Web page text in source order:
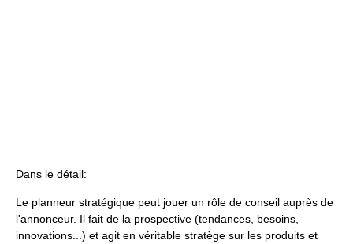
Dans le détail:
Le planneur stratégique peut jouer un rôle de conseil auprès de
l'annonceur. Il fait de la prospective (tendances, besoins,
innovations...) et agit en véritable stratège sur les produits et